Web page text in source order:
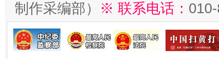
制作采编部）
※ 联系电话：